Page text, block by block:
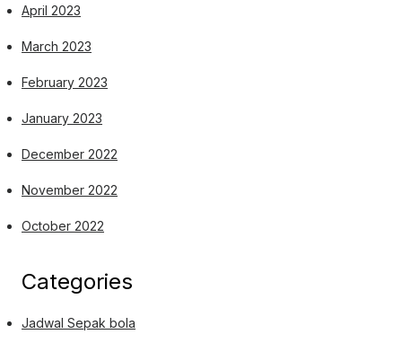
April 2023
March 2023
February 2023
January 2023
December 2022
November 2022
October 2022
Categories
Jadwal Sepak bola